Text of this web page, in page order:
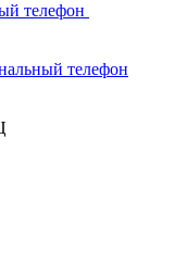
телефон
телефон